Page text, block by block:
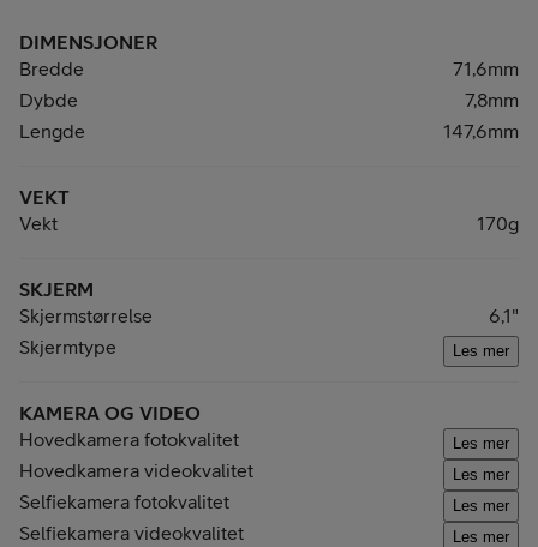
DIMENSJONER
Bredde
71,6mm
Dybde
7,8mm
Lengde
147,6mm
VEKT
Vekt
170g
SKJERM
Skjermstørrelse
6,1"
Skjermtype
Les mer
KAMERA OG VIDEO
Hovedkamera fotokvalitet
Les mer
Hovedkamera videokvalitet Les mer
Selfiekamera fotokvalitet Les mer
Selfiekamera videokvalitet Les mer